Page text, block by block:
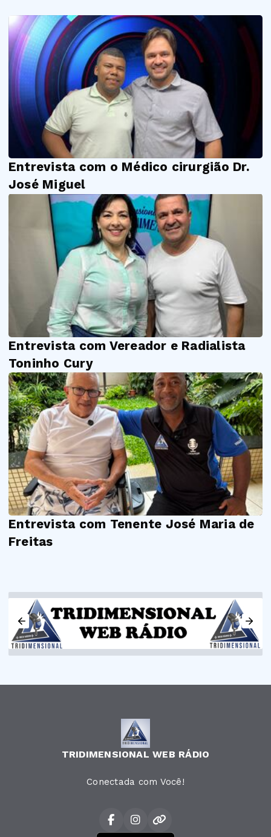
Entrevista com o Médico cirurgião Dr.
José Miguel
Entrevista com Vereador e Radialista
Toninho Cury
Entrevista com Tenente José Maria de
Freitas
TRIDIMENSIONAL WEB RÁDIO
Conectada com Você!